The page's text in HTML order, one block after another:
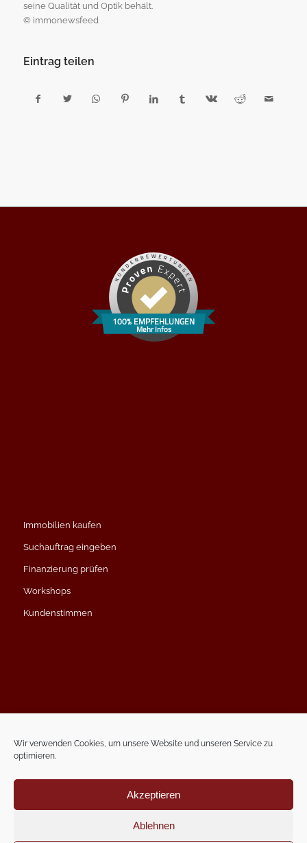
Wir verwenden Cookies, um unsere Website und unseren Service zu
optimieren.
Akzeptieren
Ablehnen
seine Qualität und Optik behält.
© immonewsfeed
Eintrag teilen
100% EMPFEHLUNGEN
Mehr Infos
Immobilien kaufen
Suchauftrag eingeben
Finanzierung prüfen
Workshops
Kundenstimmen
Datenschutzerklärung